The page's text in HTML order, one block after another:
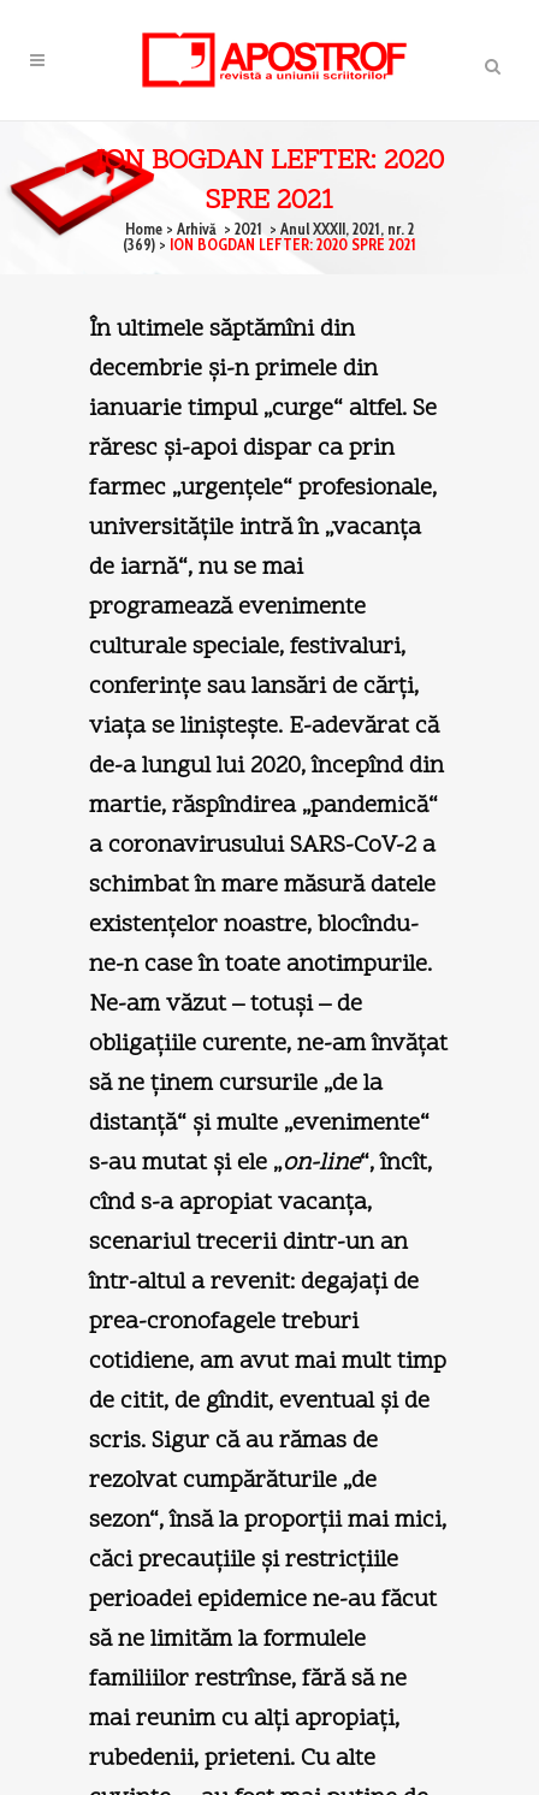
ION BOGDAN LEFTER: 2020
SPRE 2021
Home > Arhivă > 2021 > Anul XXXII, 2021, nr. 2
(369) > ION BOGDAN LEFTER: 2020 SPRE 2021
În ultimele săptămîni din
decembrie şi-n primele din
ianuarie timpul „curge“ altfel. Se
răresc şi-apoi dispar ca prin
farmec „urgenţele“ profesionale,
universităţile intră în „vacanţa
de iarnă“, nu se mai
programează evenimente
culturale speciale, festivaluri,
conferinţe sau lansări de cărţi,
viaţa se linişteşte. E-adevărat că
de-a lungul lui 2020, începînd din
martie, răspîndirea „pandemică“
a coronavirusului SARS-CoV-2 a
schimbat în mare măsură datele
existenţelor noastre, blocîndu-
ne-n case în toate anotimpurile.
Ne-am văzut – totuşi – de
obligaţiile curente, ne-am învăţat
să ne ţinem cursurile „de la
distanţă“ şi multe „evenimente“
s-au mutat şi ele „on-line“, încît,
cînd s-a apropiat vacanţa,
scenariul trecerii dintr-un an
într-altul a revenit: degajaţi de
prea-cronofagele treburi
cotidiene, am avut mai mult timp
de citit, de gîndit, eventual şi de
scris. Sigur că au rămas de
rezolvat cumpărăturile „de
sezon“, însă la proporţii mai mici,
căci precauţiile şi restricţiile
perioadei epidemice ne-au făcut
să ne limităm la formulele
familiilor restrînse, fără să ne
mai reunim cu alţi apropiaţi,
rubedenii, prieteni. Cu alte